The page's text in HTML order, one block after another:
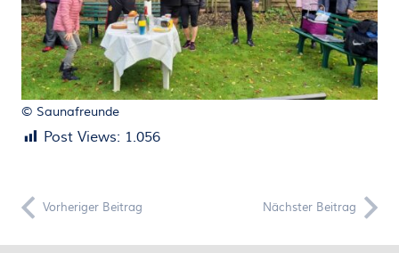
© Saunafreunde
Post Views: 1.056
Vorheriger Beitrag Nächster Beitrag